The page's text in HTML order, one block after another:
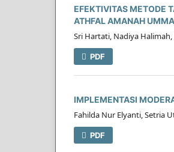
EFEKTIVITAS METODE
ATHFAL AMANAH
Sri Hartati, Nadiya
PDF
IMPLEMENTASI
Fahilda Nur Elyanti, Setria
PDF